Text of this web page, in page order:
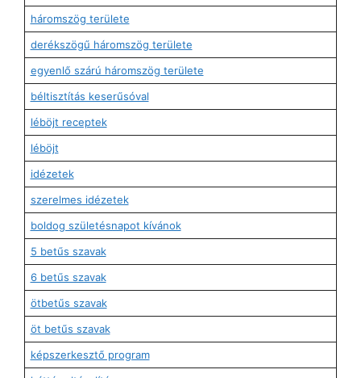
háromszög területe
derékszögű háromszög területe
egyenlő szárú háromszög területe
béltisztítás keserűsóval
léböjt receptek
léböjt
idézetek
szerelmes idézetek
boldog születésnapot kívánok
5 betűs szavak
6 betűs szavak
ötbetűs szavak
öt betűs szavak
képszerkesztő program